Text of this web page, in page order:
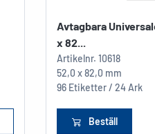
Avtagbara
x 82...
Artikelnr. 10618
52,0 x 82,0 mm
96 Etiketter / 24 Ark
Beställ